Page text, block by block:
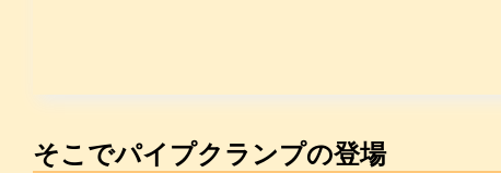
そこでパイプクランプの登場